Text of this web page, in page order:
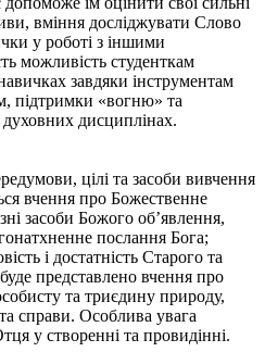
вміння досліджувати Слово
у роботі з іншими
можливість студенткам
завдяки інструментам
підтримки «вогню» та
дисциплінах.
цілі та засоби вивчення
вчення про Божественне
засоби Божого обʼявлення,
послання Бога;
і достатність Старого та
представлено вчення про
та триєдину природу,
справи. Особлива увага
у створенні та провидінні.